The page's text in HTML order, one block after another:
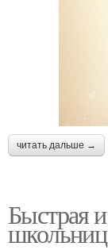
читать дальше →
Быстрая